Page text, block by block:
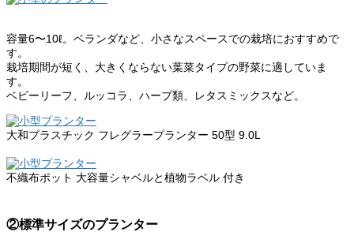
容量6〜10ℓ。ベランダなど、小さなスペースでの栽培におすすめで
す。
栽培期間が短く、大きくならない葉菜タイプの野菜に適していま
す。
ベビーリーフ、ルッコラ、ハーブ類、レタスミックスなど。
大和プラスチック フレグラープランター 50型 9.0L
不織布ポット 大容量シャベルと植物ラベル 付き
②標準サイズのプランター